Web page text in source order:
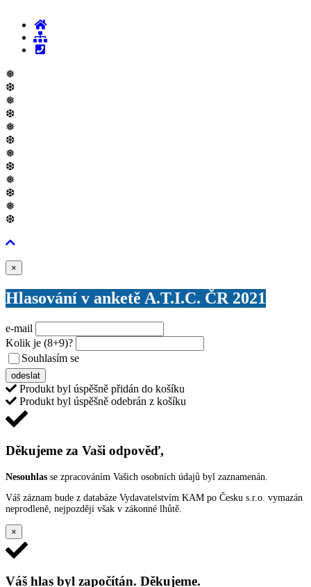
❅
❆
❅
❆
❅
❆
❅
❆
❅
❆
❅
❆
×
Hlasování v anketě A.T.I.C. ČR 2021
e-mail
Kolik je (8+9)?
Souhlasím se
odeslat
Produkt byl úspěšně přidán do košíku
Produkt byl úspěšně odebrán z košíku
Děkujeme za Vaši odpověď,
Nesouhlas se zpracováním Vašich osobních údajů byl zaznamenán.
Váš záznam bude z databáze Vydavatelstvím KAM po Česku s.r.o. vymazán
neprodleně, nejpozději však v zákonné lhůtě.
×
Váš hlas byl započítán. Děkujeme.